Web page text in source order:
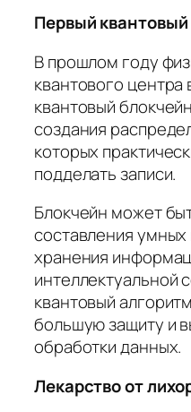
Первый
В прошлом году
квантового центра
квантовый
создания
которых
подделать записи.
Блокчейн может
составления умных
хранения
интеллектуальной
квантовый
большую защиту и
обработки данных.
Лекарство от